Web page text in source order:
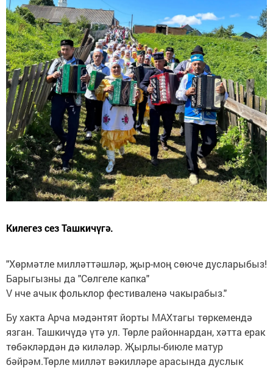
Килегез сез Ташкичүгә.
"Хөрмәтле милләттәшләр, җыр-моң сөюче дусларыбыз!
Барыгызны да "Сөлгеле капка"
V нче ачык фольклор фестиваленә чакырабыз."
Бу хакта Арча мәдәнтят йорты МАХтагы төркемендә
язган. Ташкичүдә үтә ул. Төрле районнардан, хәтта ерак
төбәкләрдән дә киләләр. Җырлы-биюле матур
бәйрәм.Төрле милләт вәкилләре арасында дуслык